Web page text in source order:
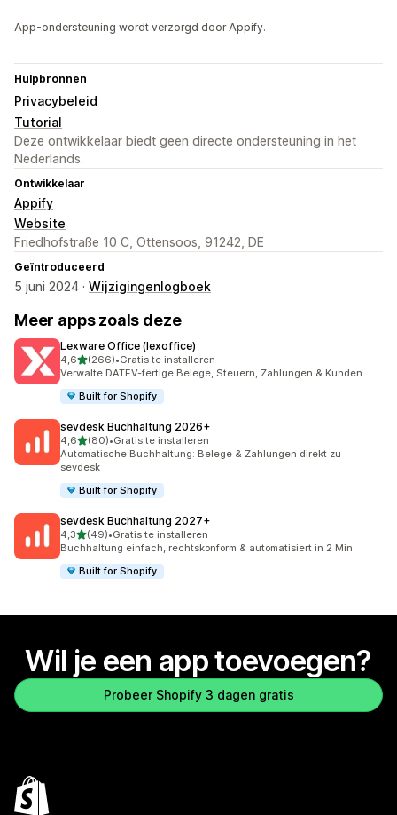
App-ondersteuning wordt verzorgd door Appify.
Hulpbronnen
Privacybeleid
Tutorial
Deze ontwikkelaar biedt geen directe ondersteuning in het
Nederlands.
Ontwikkelaar
Appify
Website
Friedhofstraße 10 C, Ottensoos, 91242, DE
Geïntroduceerd
5 juni 2024 · Wijzigingenlogboek
Meer apps zoals deze
Lexware Office (lexoffice)
4,6van 5 sterren
(266)
266 recensies in totaal
•Gratis te installeren
Verwalte DATEV-fertige Belege, Steuern, Zahlungen & Kunden
Built for Shopify
sevdesk Buchhaltung 2026+
4,6van 5 sterren
(80)
80 recensies in totaal
•Gratis te installeren
Automatische Buchhaltung: Belege & Zahlungen direkt zu
sevdesk
Built for Shopify
sevdesk Buchhaltung 2027+
4,3van 5 sterren
(49)
49 recensies in totaal
•Gratis te installeren
Buchhaltung einfach, rechtskonform & automatisiert in 2 Min.
Built for Shopify
Wil je een app toevoegen?
Probeer Shopify 3 dagen gratis